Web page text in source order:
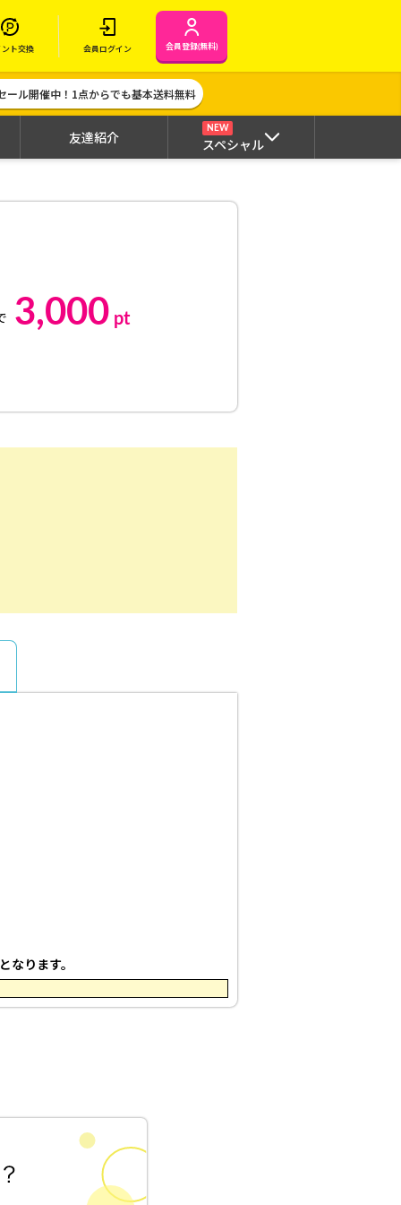
ント交換 会員ログイン 会員登録(無料)
ール開催中！1点からでも基本送料無料
友達紹介
NEW
スペシャル
3,000 pt
なります。